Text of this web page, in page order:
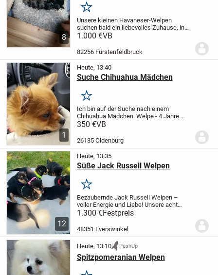
8
Merken
Unsere kleinen Havaneser-Welpen
suchen bald ein liebevolles Zuhause, in
dem sie als vollwertige Familienmitglieder
wachsen bei uns mit viel Nähe und
1.000 €VB
82256 Fürstenfeldbruck
1
Heute, 13:40
Suche Chihuahua Mädchen
Merken
Ich bin auf der Suche nach einem
Chihuahua Mädchen. Welpe - 4 Jahre.
Hundeerfahrung vorhanden genauso wie
ist vor kurzem leider verstorben.
350 €VB
26135 Oldenburg
12
Heute, 13:35
Süße Jack Russell Welpen
Merken
Bezaubernde Jack Russell Welpen –
voller Energie und Liebe! Unsere acht
Zwerge sind vier Wochen jung und bereit,
ihre Abenteuer zu starten. Aufgewachsen
in liebevoller Familienumgebung, gesund
1.300 €Festpreis
48351 Everswinkel
Heute, 13:10 PushUp
Spitzpomeranian Welpen